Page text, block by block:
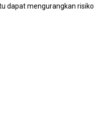
dapat mengurangkan risiko